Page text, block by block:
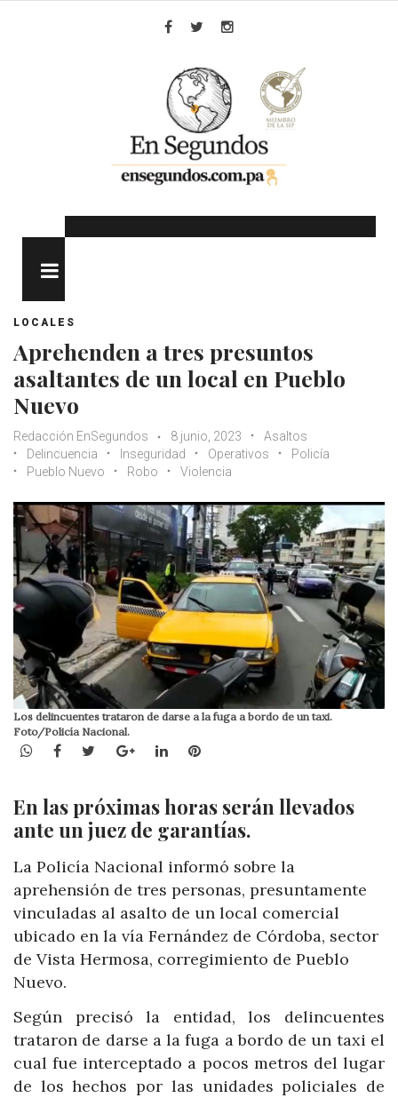
LOCALES
Aprehenden a tres presuntos
asaltantes de un local en Pueblo
Nuevo
Redacción EnSegundos 8 junio, 2023
Asaltos
Delincuencia
Inseguridad Operativos
Policía
Pueblo Nuevo
Robo Violencia
Los delincuentes trataron de darse a la fuga a bordo de un taxi.
Foto/Policía Nacional.
WhatsApp
Facebook
TwitterGoogle+LinkedInPinterest
En las próximas horas serán llevados
ante un juez de garantías.
La Policía Nacional informó sobre la
aprehensión de tres personas, presuntamente
vinculadas al asalto de un local comercial
ubicado en la vía Fernández de Córdoba, sector
de Vista Hermosa, corregimiento de Pueblo
Nuevo.
Según precisó la entidad, los delincuentes
trataron de darse a la fuga a bordo de un taxi el
cual fue interceptado a pocos metros del lugar
de los hechos por las unidades policiales de